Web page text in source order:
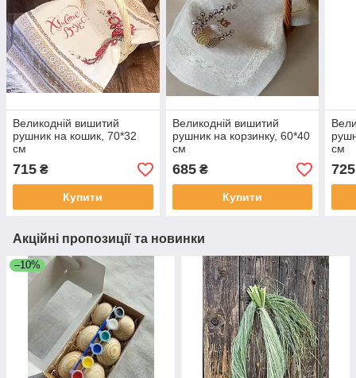
Великодній вишитий
рушник на кошик, 70*32
см
715 ₴
Купити
Великодній вишитий
рушник на корзинку, 60*40
см
685₴
Купити
см
725
Акційні пропозиції та новинки
–10%